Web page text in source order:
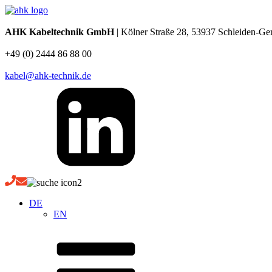
AHK Kabeltechnik GmbH| Kölner Straße 28, 53937 Schleiden-
+49 (0) 2444 86 88 00
kabel@ahk-technik.de
DE
EN